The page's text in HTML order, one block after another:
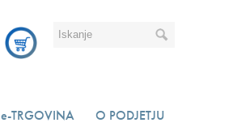
e-TRGOVINA O PODJETJU